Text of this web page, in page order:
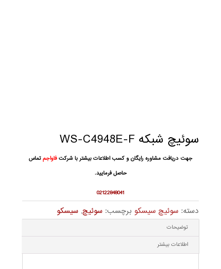
سوئیچ شبکه WS-C4948E-F
جهت دریافت مشاوره رایگان و کسب اطلاعات بیشتر با شرکتفاواجم تماس
حاصل فرمایید.
02122848041
دسته: سوئیچ سیسکو برچسب: سوئیچ, سیسکو
توضیحات
اطلاعات بیشتر